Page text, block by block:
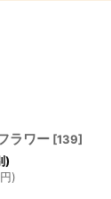
ラワー [139]
)
円)